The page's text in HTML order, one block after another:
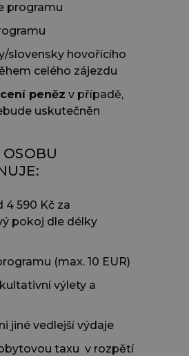
programu
slovensky hovořícího
celého zájezdu
peněz v případě,
uskutečněn
590 Kč za
pokoj dle délky
(max. 10 EUR)
výlety a
jiné vedlejší výdaje
taxu v rozpětí